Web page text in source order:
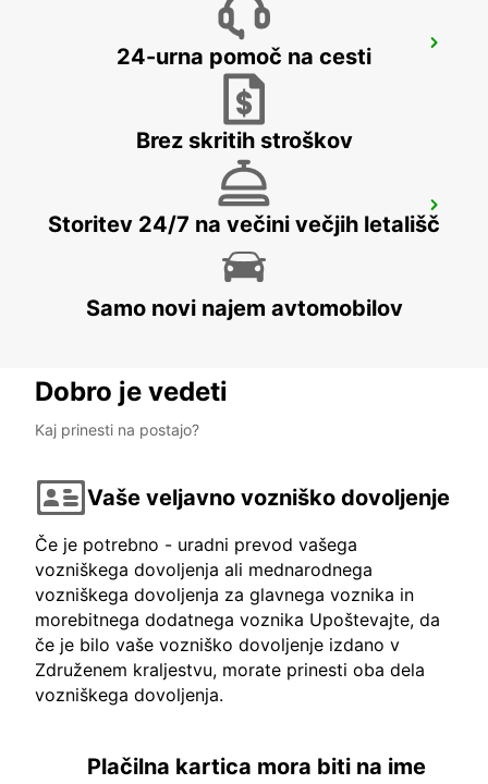
MAMOUDZOU ZI KAWENI
MAMOUDZOU - MAYOTTE
MAMOUDZOU HOTEL CARIBOU
MAMOUDZOU - MAYOTTE
24-urna pomoč na cesti
Brez skritih stroškov
Storitev 24/7 na večini večjih letališč
Samo novi najem avtomobilov
Dobro je vedeti
Kaj prinesti na postajo?
Vaše veljavno vozniško dovoljenje
Če je potrebno - uradni prevod vašega
vozniškega dovoljenja ali mednarodnega
vozniškega dovoljenja za glavnega voznika in
morebitnega dodatnega voznika Upoštevajte, da
če je bilo vaše vozniško dovoljenje izdano v
Združenem kraljestvu, morate prinesti oba dela
vozniškega dovoljenja.
Plačilna kartica mora biti na ime